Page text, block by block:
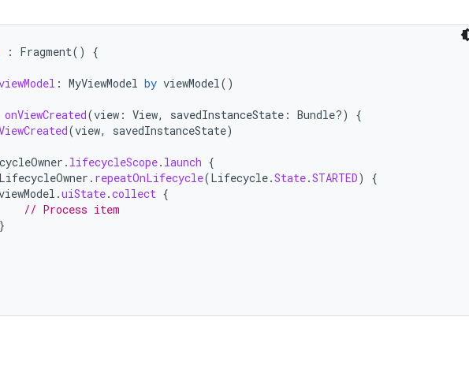
: Fragment() {
: MyViewModel by viewModel()
onViewCreated(view : View, savedInstanceState : Bundle?)
{
(view, savedInstanceState)
. lifecycleScope. launch {
. repeatOnLifecycle(Lifecycle.State.STARTED)
{
.uiState.collect {
// Process item
}